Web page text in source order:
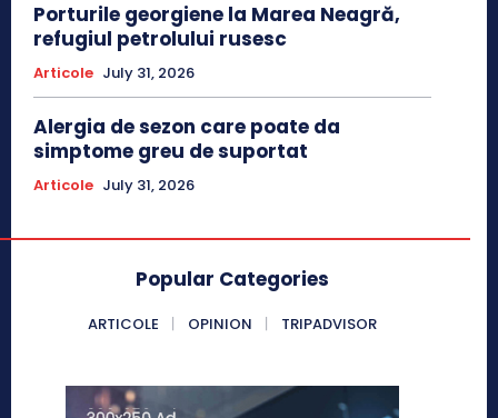
Porturile georgiene la Marea Neagră,
refugiul petrolului rusesc
Articole July 31, 2026
Alergia de sezon care poate da
simptome greu de suportat
Articole July 31, 2026
Popular Categories
ARTICOLE OPINION TRIPADVISOR